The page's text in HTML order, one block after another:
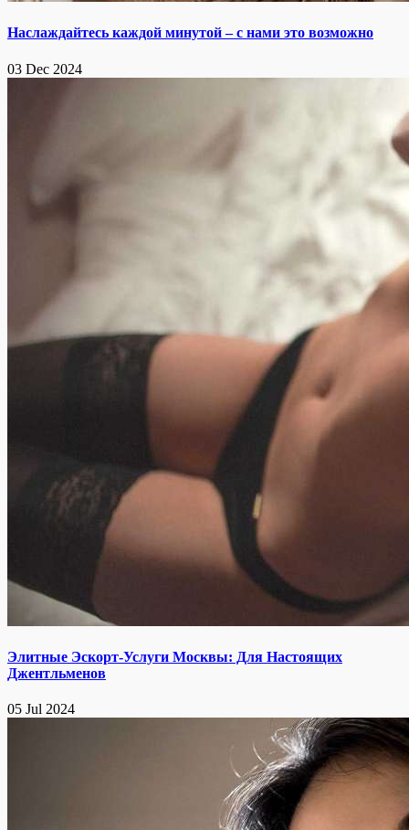
Наслаждайтесь каждой минутой – с нами это возможно
03 Dec 2024
Элитные Эскорт-Услуги Москвы: Для Настоящих
Джентльменов
05 Jul 2024